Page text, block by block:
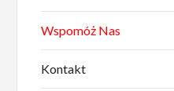
Wspomóż Nas
Kontakt